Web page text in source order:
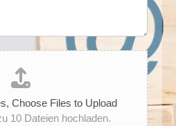
Choose Files to Upload
10 Dateien hochladen.